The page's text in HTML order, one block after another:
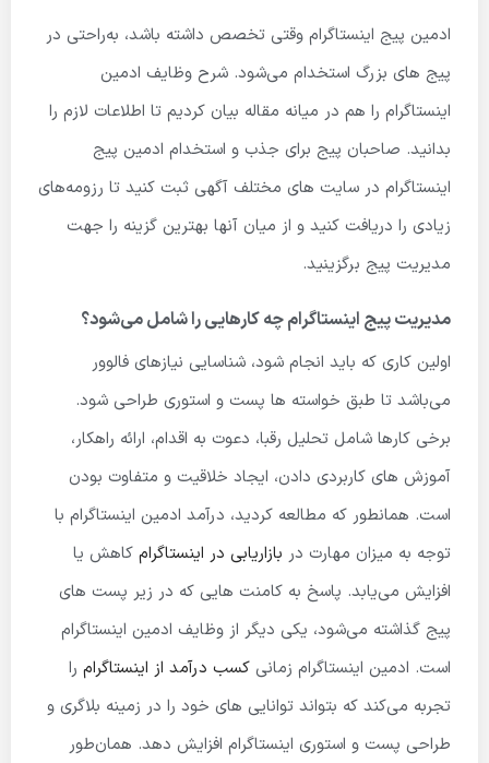
ادمین پیج اینستاگرام وقتی تخصص داشته باشد، به‌راحتی در
پیج های بزرگ استخدام می‌شود. شرح وظایف ادمین
اینستاگرام را هم در میانه مقاله بیان کردیم تا اطلاعات لازم را
بدانید. صاحبان پیج برای جذب و استخدام ادمین پیج
اینستاگرام در سایت های مختلف آگهی ثبت کنید تا رزومه‌های
زیادی را دریافت کنید و از میان آنها بهترین گزینه را جهت
مدیریت پیج برگزینید.
مدیریت پیج اینستاگرام چه کارهایی را شامل می‌شود؟
اولین کاری که باید انجام شود، شناسایی نیازهای فالوور
می‌باشد تا طبق خواسته ها پست و استوری طراحی شود.
برخی کارها شامل تحلیل رقبا، دعوت به اقدام، ارائه راهکار،
آموزش های کاربردی دادن، ایجاد خلاقیت و متفاوت بودن
است. همانطور که مطالعه کردید، درآمد ادمین اینستاگرام با
توجه به میزان مهارت در بازاریابی در اینستاگرام کاهش یا
افزایش می‌یابد. پاسخ به کامنت هایی که در زیر پست های
پیج گذاشته می‌شود، یکی دیگر از وظایف ادمین اینستاگرام
است. ادمین اینستاگرام زمانی کسب درآمد از اینستاگرام را
تجربه می‌کند که بتواند توانایی های خود را در زمینه بلاگری و
طراحی پست و استوری اینستاگرام افزایش دهد. همان‌طور